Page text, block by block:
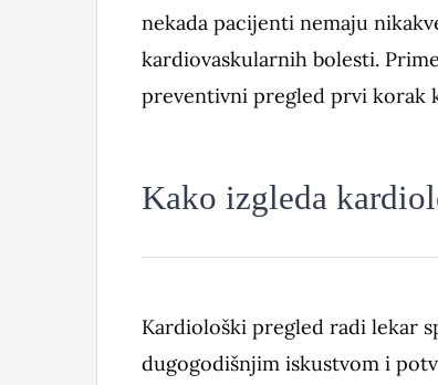
nekada pacijenti nemaju
kardiovaskularnih bolesti.
preventivni pregled prvi korak
Kako izgleda
Kardiološki pregled radi lekar
dugogodišnjim iskustvom i